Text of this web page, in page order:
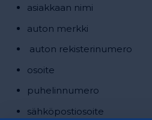
asiakkaan nimi
auton merkki
auton rekisterinumero
osoite
puhelinnumero
sähköpostiosoite